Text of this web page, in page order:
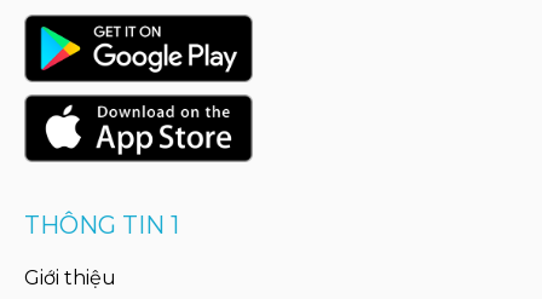
THÔNG TIN 1
Giới thiệu